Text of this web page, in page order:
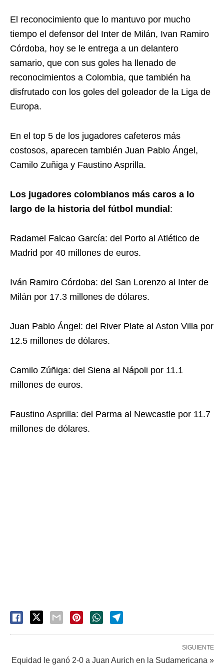
El reconocimiento que lo mantuvo por mucho
tiempo el defensor del Inter de Milán, Ivan Ramiro
Córdoba, hoy se le entrega a un delantero
samario, que con sus goles ha llenado de
reconocimientos a Colombia, que también ha
disfrutado con los goles del goleador de la Liga de
Europa.
En el top 5 de los jugadores cafeteros más
costosos, aparecen también Juan Pablo Ángel,
Camilo Zuñiga y Faustino Asprilla.
Los jugadores colombianos más caros a lo
largo de la historia del fútbol mundial :
Radamel Falcao García: del Porto al Atlético de
Madrid por 40 millones de euros.
Iván Ramiro Córdoba: del San Lorenzo al Inter de
Milán por 17.3 millones de dólares.
Juan Pablo Ángel: del River Plate al Aston Villa por
12.5 millones de dólares.
Camilo Zúñiga: del Siena al Nápoli por 11.1
millones de euros.
Faustino Asprilla: del Parma al Newcastle por 11.7
millones de dólares.
SIGUIENTE
Equidad le ganó 2-0 a Juan Aurich en la Sudamericana »